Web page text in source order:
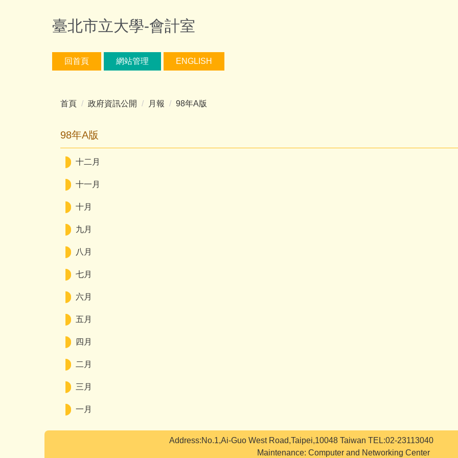
臺北市立大學-會計室
回首頁 網站管理 ENGLISH
首頁 政府資訊公開 月報 98年A版
98年A版
十二月
十一月
十月
九月
八月
七月
六月
五月
四月
二月
三月
一月
Address:No.1,Ai-Guo West Road,Taipei,10048 Taiwan TEL:02-23113040
Maintenance: Computer and Networking Center